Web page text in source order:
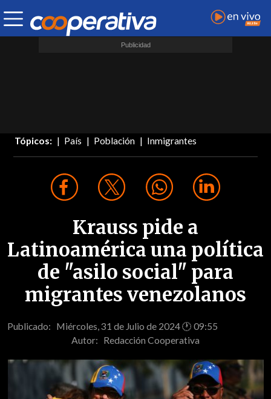
Tópicos: País Población Inmigrantes
Krauss pide a
Latinoamérica una política
de "asilo social" para
migrantes venezolanos
Publicado: Miércoles, 31 de Julio de 2024 🕐 09:55
Autor: Redacción Cooperativa